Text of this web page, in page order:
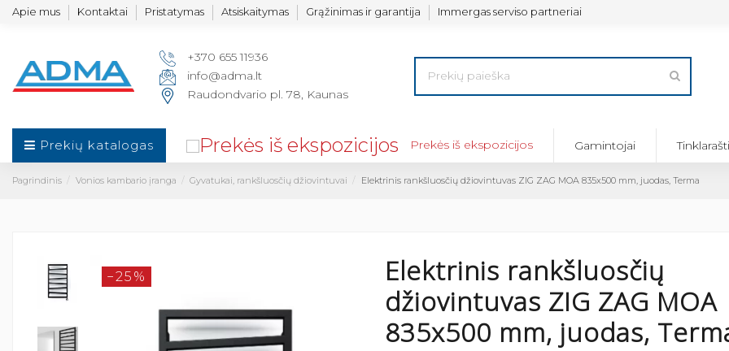
Apie mus Kontaktai Pristatymas Atsiskaitymas Grąžinimas ir garantija Immergas serviso partneriai
+370 655 11936
info@adma.lt
Raudondvario pl. 78, Kaunas
Prekių katalogas Prekės iš ekspozicijos Gamintojai
Pagrindinis Vonios kambario įranga Gyvatukai, rankšluosčių džiovintuvai Elektrinis rankšluosčių džiovintuvas ZIG ZAG MOA 835x500 mm, juodas, Terma
−25%
Elektrinis rankšluosčių
džiovintuvas ZIG ZAG MOA
835x500 mm, juodas,